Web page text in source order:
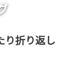
り折り返し